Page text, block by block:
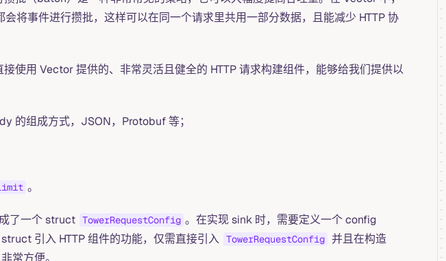
会将事件进行攒批，这样可以在同一个请求里共用一部分数据，且能减少 HTTP 协
接使用 Vector 提供的、非常灵活且健全的 HTTP 请求构建组件，能够给我们提供以
的组成方式，JSON，Protobuf 等；
。
了一个 struct TowerRequestConfig 。在实现 sink 时，需要定义一个 config
引入 HTTP 组件的功能，仅需直接引入 TowerRequestConfig 并且在构造